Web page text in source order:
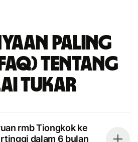
paling
tentang
tukar
rmb Tiongkok ke
dalam 6 bulan